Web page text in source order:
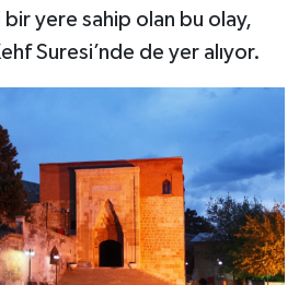
yere sahip olan bu olay,
Suresi’nde de yer alıyor.